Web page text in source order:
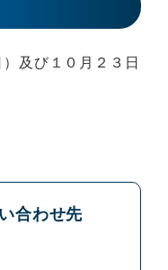
及び１０月２３日
合わせ先